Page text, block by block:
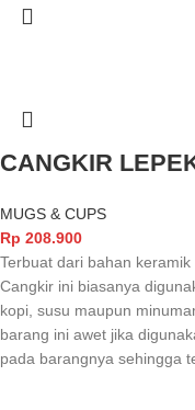
CANGKIR
MUGS & CUPS
Rp 208.900
Terbuat dari bahan
Cangkir ini biasanya
kopi, susu maupun
barang ini awet jika
pada barangnya sehingga